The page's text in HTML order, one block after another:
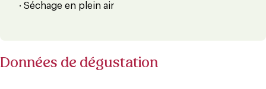
· Séchage en plein air
Données de dégustation